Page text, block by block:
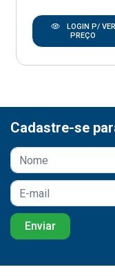
LOGIN P/ VER
PREÇO
Cadastre-se